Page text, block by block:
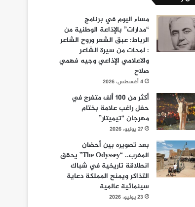
مساء اليوم في برنامج
“مدارات” بالإذاعة الوطنية من
الرباط: عبق الشعر وروح الشاعر
: لمحات من سيرة الشاعر
والاعلامي الإذاعي وجيه فهمي
صلاح
4 أغسطس، 2026
أكثر من 100 ألف متفرج في
حفل راغب علامة بختام
مهرجان “تيميتار”
27 يوليو، 2026
بعد تصويره بين أحضان
المغرب.. “The Odyssey” يحقق
انطلاقة تاريخية في شباك
التذاكر ويمنح المملكة دعاية
سينمائية عالمية
23 يوليو، 2026